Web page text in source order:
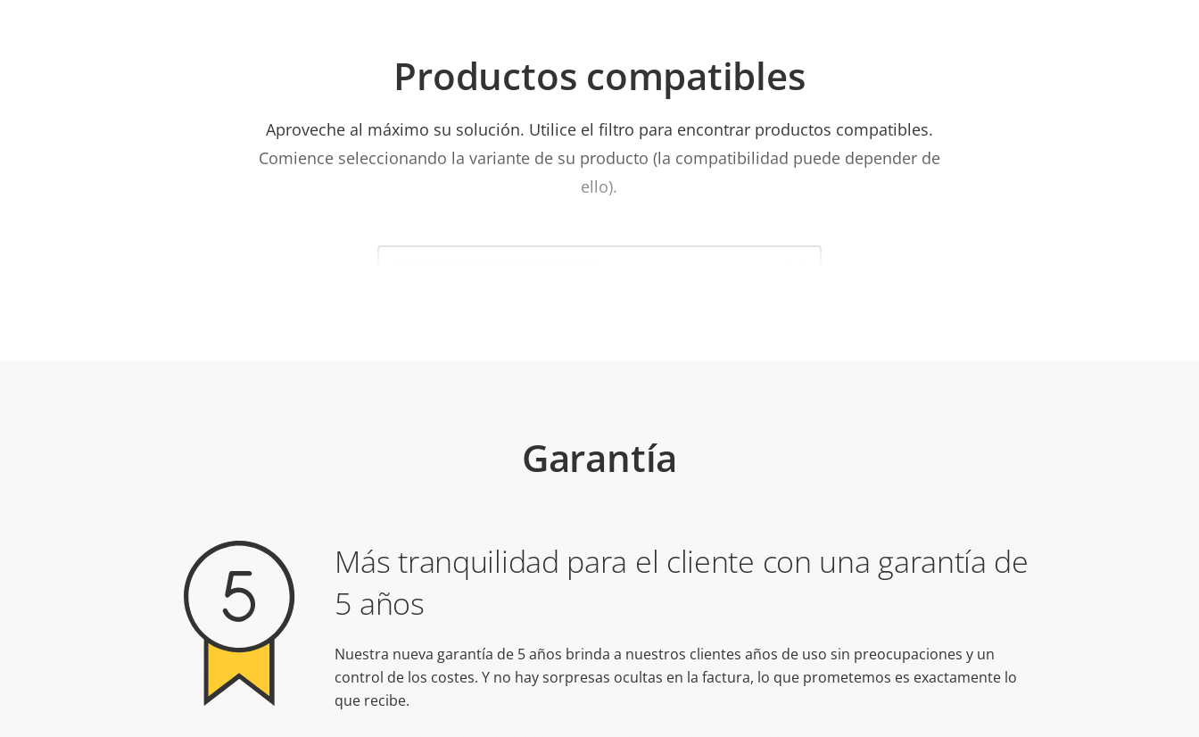
Productos compatibles
Aproveche al máximo su solución. Utilice el filtro para encontrar productos compatibles.
Comience seleccionando la variante de su producto (la compatibilidad puede depender de
ello).
Select
Garantía
Más tranquilidad para el cliente con una garantía de
5 años
Nuestra nueva garantía de 5 años brinda a nuestros clientes años de uso sin preocupaciones y un
control de los costes. Y no hay sorpresas ocultas en la factura, lo que prometemos es exactamente lo
que recibe.